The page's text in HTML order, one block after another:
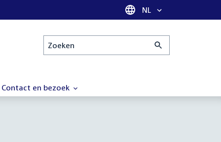
Taal selectie
NL
Zoeken
Contact en bezoek